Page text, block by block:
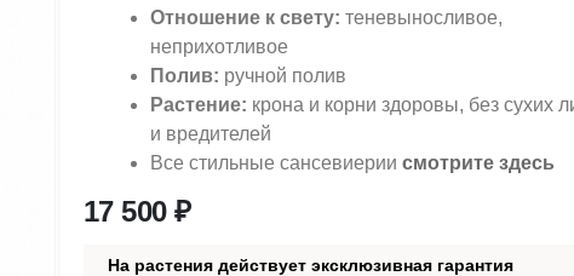
Отношение к свету: теневыносливое,
неприхотливое
Полив: ручной полив
Растение: крона и корни здоровы, без сухих
и вредителей
Все стильные сансевиерии смотрите здесь
17 500₽
На растения действует эксклюзивная гарантия